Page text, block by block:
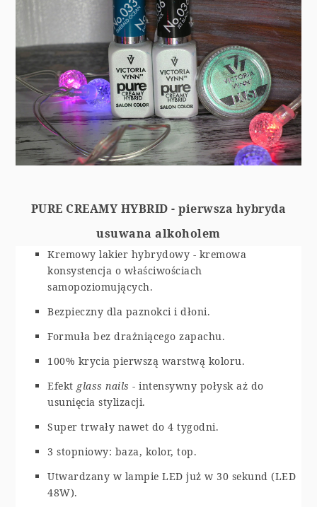
PURE CREAMY HYBRID - pierwsza hybryda
usuwana alkoholem
Kremowy lakier hybrydowy - kremowa
konsystencja o właściwościach
samopoziomujących.
Bezpieczny dla paznokci i dłoni.
Formuła bez drażniącego zapachu.
100% krycia pierwszą warstwą koloru.
Efekt glass nails - intensywny połysk aż do
usunięcia stylizacji.
Super trwały nawet do 4 tygodni.
3 stopniowy: baza, kolor, top.
Utwardzany w lampie LED już w 30 sekund (LED
48W).